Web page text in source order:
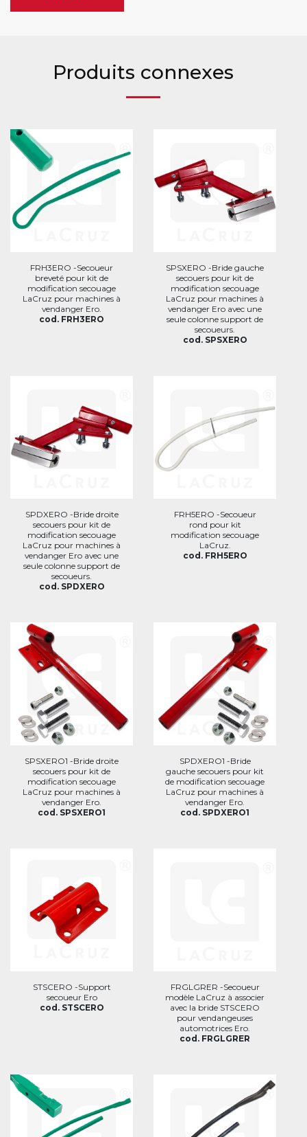
Produits connexes
FRH3ERO -Secoueur
breveté pour kit de
modification secouage
LaCruz pour machines à
vendanger Ero.
cod. FRH3ERO
SPSXERO -Bride gauche
secouers pour kit de
modification secouage
LaCruz pour machines à
vendanger Ero avec une
seule colonne support de
secoueurs.
cod. SPSXERO
SPDXERO -Bride droite
secouers pour kit de
modification secouage
LaCruz pour machines à
vendanger Ero avec une
seule colonne support de
secoueurs.
cod. SPDXERO
FRH5ERO -Secoueur
rond pour kit
modification secouage
LaCruz.
cod. FRH5ERO
SPSXERO1 -Bride droite
secouers pour kit de
modification secouage
LaCruz pour machines à
vendanger Ero.
cod. SPSXERO1
SPDXERO1 -Bride
gauche secouers pour kit
de modification secouage
LaCruz pour machines à
vendanger Ero.
cod. SPDXERO1
STSCERO -Support
secoueur Ero
cod. STSCERO
FRGLGRER -Secoueur
modèle LaCruz à associer
avec la bride STSCERO
pour vendangeuses
automotrices Ero.
cod. FRGLGRER